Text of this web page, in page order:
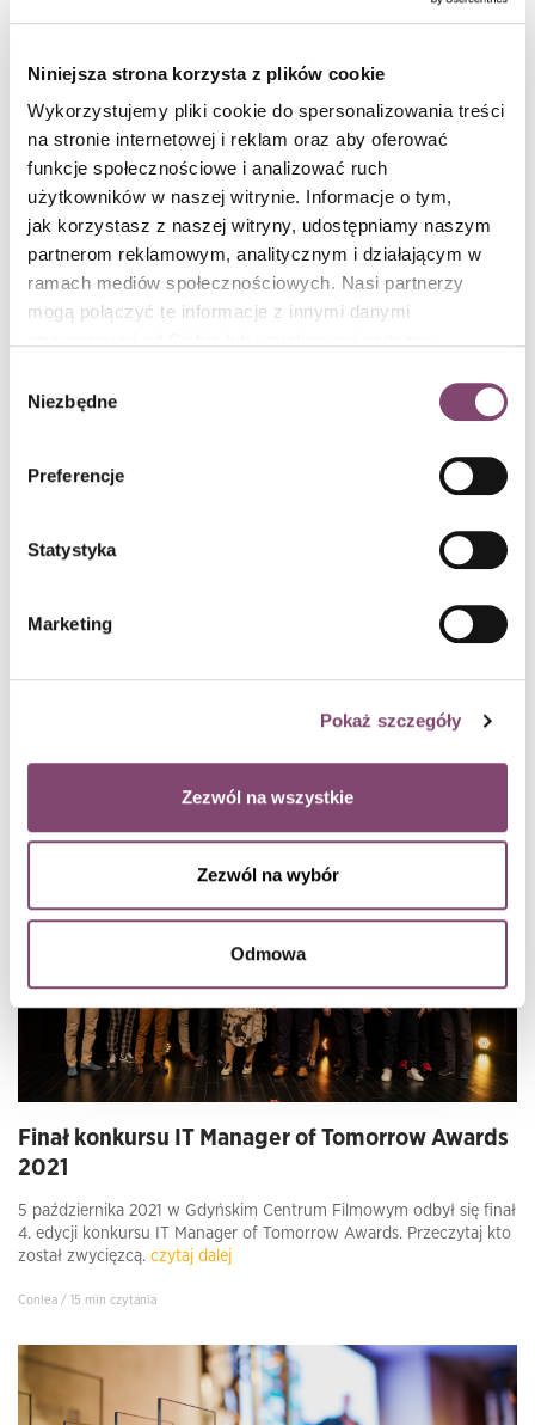
Niniejsza strona korzysta z plików cookie
Wykorzystujemy pliki cookie do spersonalizowania treści
na stronie internetowej i reklam oraz aby oferować
funkcje społecznościowe i analizować ruch
użytkowników w naszej witrynie. Informacje o tym,
jak korzystasz z naszej witryny, udostępniamy naszym
partnerom reklamowym, analitycznym i działającym w
ramach mediów społecznościowych. Nasi partnerzy
mogą połączyć te informacje z innymi danymi
polityce cookies
zgody
Niezbędne
Preferencje
Statystyka
Marketing
Pokaż szczegóły
Zezwól na wszystkie
Zezwól na wybór
Odmowa
Rozpoczynają się igrzyska dla Managerów IT
Trwa rekrutacja do ITMT Awards 2024. To jedyny w skali kraju
konkurs dla managerów IT, odpowiedzialnych za transformacje w
swoich firmach. Zgłoś swój udział.
czytaj dalej
Conlea / 5 min czytania
Manager of Tomorrow Awards. Tytuł Managera IT roku 2023
otrzymał Łukasz Niedzwiedzki @ Softserve.czytaj dalej
Finał konkursu IT Manager of Tomorrow Awards
2021
5 października 2021 w Gdyńskim Centrum Filmowym odbył się finał
4. edycji konkursu IT Manager of Tomorrow Awards. Przeczytaj kto
został zwycięzcą. czytaj dalej
Conlea / 15 min czytania